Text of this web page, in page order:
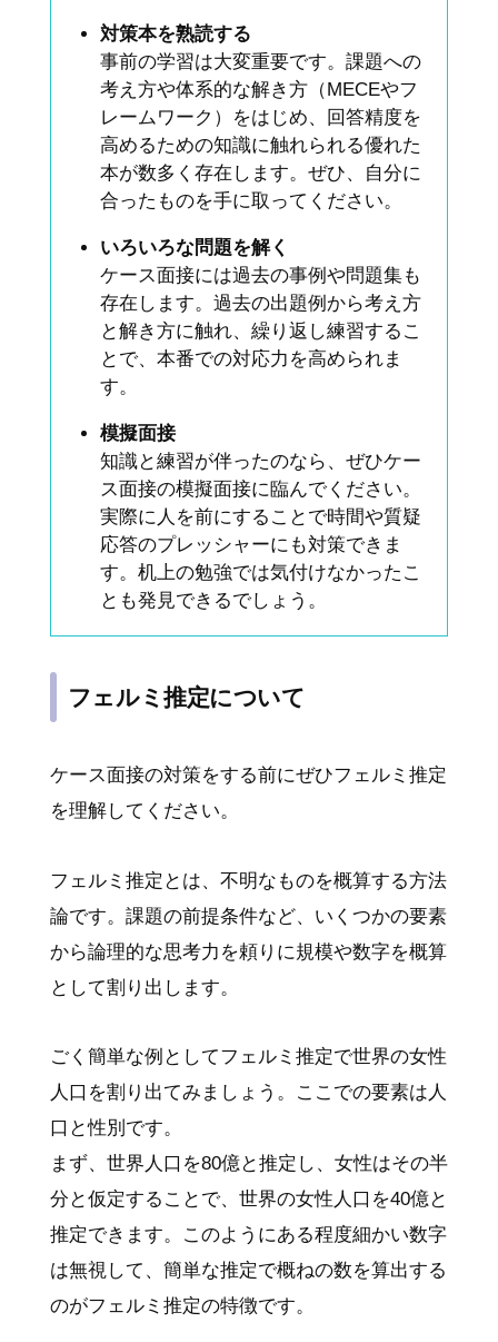
対策本を熟読する
事前の学習は大変重要です。課題への
考え方や体系的な解き方（MECEやフ
レームワーク）をはじめ、回答精度を
高めるための知識に触れられる優れた
本が数多く存在します。ぜひ、自分に
合ったものを手に取ってください。
いろいろな問題を解く
ケース面接には過去の事例や問題集も
存在します。過去の出題例から考え方
と解き方に触れ、繰り返し練習するこ
とで、本番での対応力を高められま
す。
模擬面接
知識と練習が伴ったのなら、ぜひケー
ス面接の模擬面接に臨んでください。
実際に人を前にすることで時間や質疑
応答のプレッシャーにも対策できま
す。机上の勉強では気付けなかったこ
とも発見できるでしょう。
フェルミ推定について
ケース面接の対策をする前にぜひフェルミ推定
を理解してください。
フェルミ推定とは、不明なものを概算する方法
論です。課題の前提条件など、いくつかの要素
から論理的な思考力を頼りに規模や数字を概算
として割り出します。
ごく簡単な例としてフェルミ推定で世界の女性
人口を割り出てみましょう。ここでの要素は人
口と性別です。
まず、世界人口を80億と推定し、女性はその半
分と仮定することで、世界の女性人口を40億と
推定できます。このようにある程度細かい数字
は無視して、簡単な推定で概ねの数を算出する
のがフェルミ推定の特徴です。